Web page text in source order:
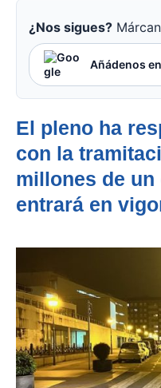
¿Nos sigues?
Añádenos
El pleno ha
con la
millones de
entrará en